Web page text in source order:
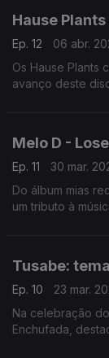
Hause Plants
Ep. 12
06 abr.
Os Hause Plants
avanço deste
Melo D -
Ep. 11
30 mar.
Do álbum mias
um tributo à
Tusabe:
Ep. 10
23 mar.
Na celebração
Enchufada,